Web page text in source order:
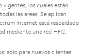
los cuales están
las áreas. Se aplican
Internet está respaldado
mediante una red HFC.
solo para nuevos clientes